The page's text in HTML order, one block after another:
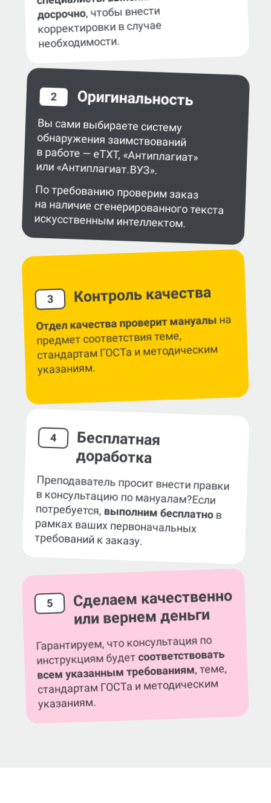
досрочно, чтобы внести
корректировки в случае
необходимости.
2 Оригинальность
Вы сами выбираете систему
обнаружения заимствований
в работе — eTXT, «Антиплагиат»
или «Антиплагиат.ВУЗ».
По требованию проверим заказ
на наличие сгенерированного текста
искусственным интеллектом.
3 Контроль качества
Отдел качества проверит мануалына
предмет соответствия теме,
стандартам ГОСТа и методическим
указаниям.
4 Бесплатная
доработка
Преподаватель просит внести правки
в консультацию по мануалам?Если
потребуется,выполним бесплатнов
рамках ваших первоначальных
требований к заказу.
5 Сделаем качественно
или вернем деньги
Гарантируем, что консультация по
инструкциям будетсоответствовать
всем указанным требованиям, теме,
стандартам ГОСТа и методическим
указаниям.